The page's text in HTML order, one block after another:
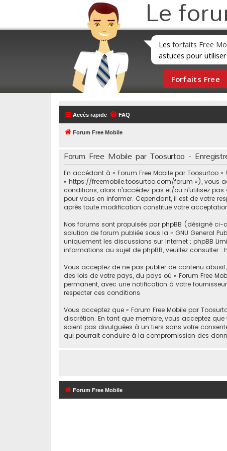
Le
Les forfaits Free
astuces pour
Forfaits Free
Accès rapide FAQ
Forum Free Mobile
Forum Free Mobile par Toosurtoo -
En accédant à « Forum Free Mobile par Toosurtoo
« https://freemobile.toosurtoo.com/forum »), vous
conditions, alors n’accédez pas et/ou n’utilisez
pour vous en informer. Cependant, il est de votre
après toute modification constitue votre
Nos forums sont propulsés par phpBB (désigné ci-
solution de forum publiée sous la « GNU General
uniquement les discussions sur Internet ; phpBB
informations au sujet de phpBB, veuillez consulter :
Vous acceptez de ne pas publier de contenu
des lois de votre pays, du pays où « Forum Free
permanent, avec une notification à votre
respecter ces conditions.
Vous acceptez que « Forum Free Mobile par
discrétion. En tant que membre, vous acceptez
soient pas divulguées à un tiers sans votre
qui pourrait conduire à la compromission des
Forum Free Mobile